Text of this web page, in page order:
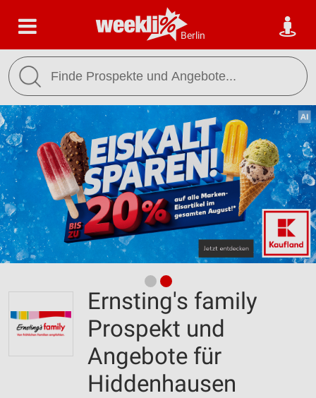
Berlin
Ernsting's family
Prospekt und
Angebote für
Hiddenhausen